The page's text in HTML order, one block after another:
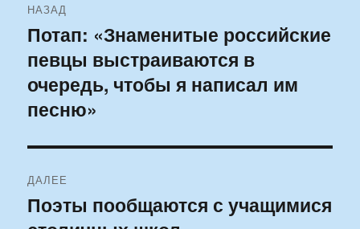
по
записям
НАЗАД
Предыдущая
запись:
Потап: «Знаменитые российские
певцы выстраиваются в
очередь, чтобы я написал им
песню»
ДАЛЕЕ
Следующая
Поэты пообщаются с учащимися